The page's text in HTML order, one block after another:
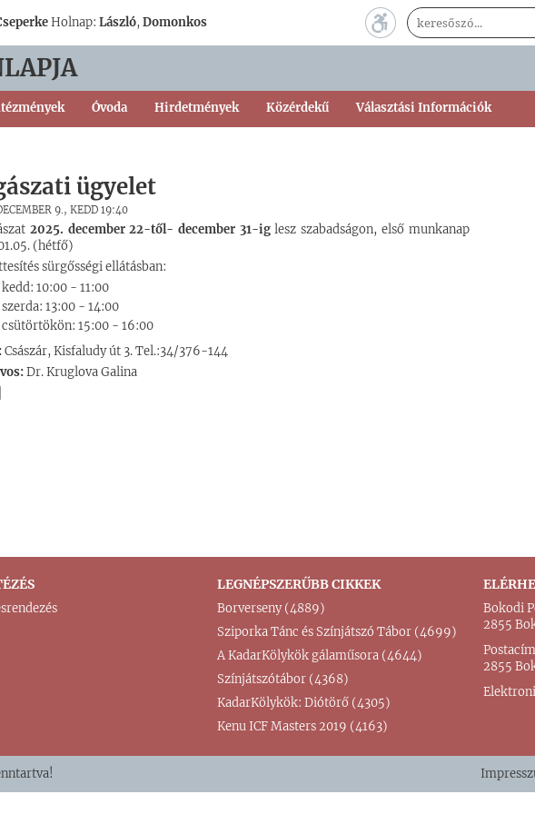
Holnap:László,Domonkos
Óvoda Hirdetmények Közérdekű Választási Információk
ügyelet
9., KEDD 19:40
2025. december 22-től- december 31-iglesz szabadságon, első munkanap
(hétfő)
sürgősségi ellátásban:
kedd: 10:00 - 11:00
szerda: 13:00 - 14:00
csütörtökön: 15:00 - 16:00
Császár, Kisfaludy út 3. Tel.:34/376-144
Dr. Kruglova Galina
LEGNÉPSZERŰBB CIKKEK
Borverseny (4889)
Sziporka Tánc és Színjátszó Tábor (4699)
A KadarKölykök gálaműsora (4644)
Színjátszótábor (4368)
KadarKölykök: Diótörő (4305)
Kenu ICF Masters 2019 (4163)
Bokodi
2855
2855